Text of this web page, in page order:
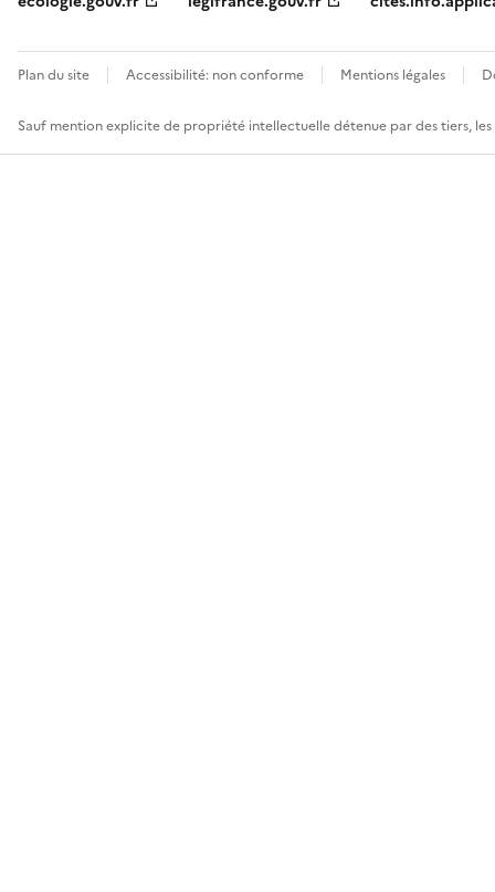
Plan du site Accessibilité: non conforme Mentions légales
Sauf mention explicite de propriété intellectuelle détenue par des tiers,